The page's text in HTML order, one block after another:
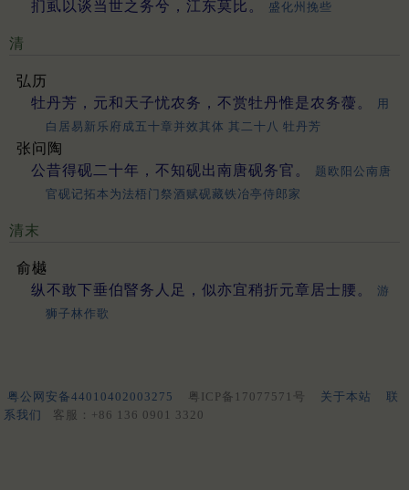
扪虱以谈当世之务兮，江东莫比。
盛化州挽些
清
弘历
牡丹芳，元和天子忧农务，不赏牡丹惟是农务蘉。
用
白居易新乐府成五十章并效其体 其二十八 牡丹芳
张问陶
公昔得砚二十年，不知砚出南唐砚务官。
题欧阳公南唐
官砚记拓本为法梧门祭酒赋砚藏铁冶亭侍郎家
清末
俞樾
纵不敢下垂伯睯务人足，似亦宜稍折元章居士腰。
游
狮子林作歌
粤公网安备44010402003275 粤ICP备17077571号 关于本站
联
系我们
客服：+86 136 0901 3320